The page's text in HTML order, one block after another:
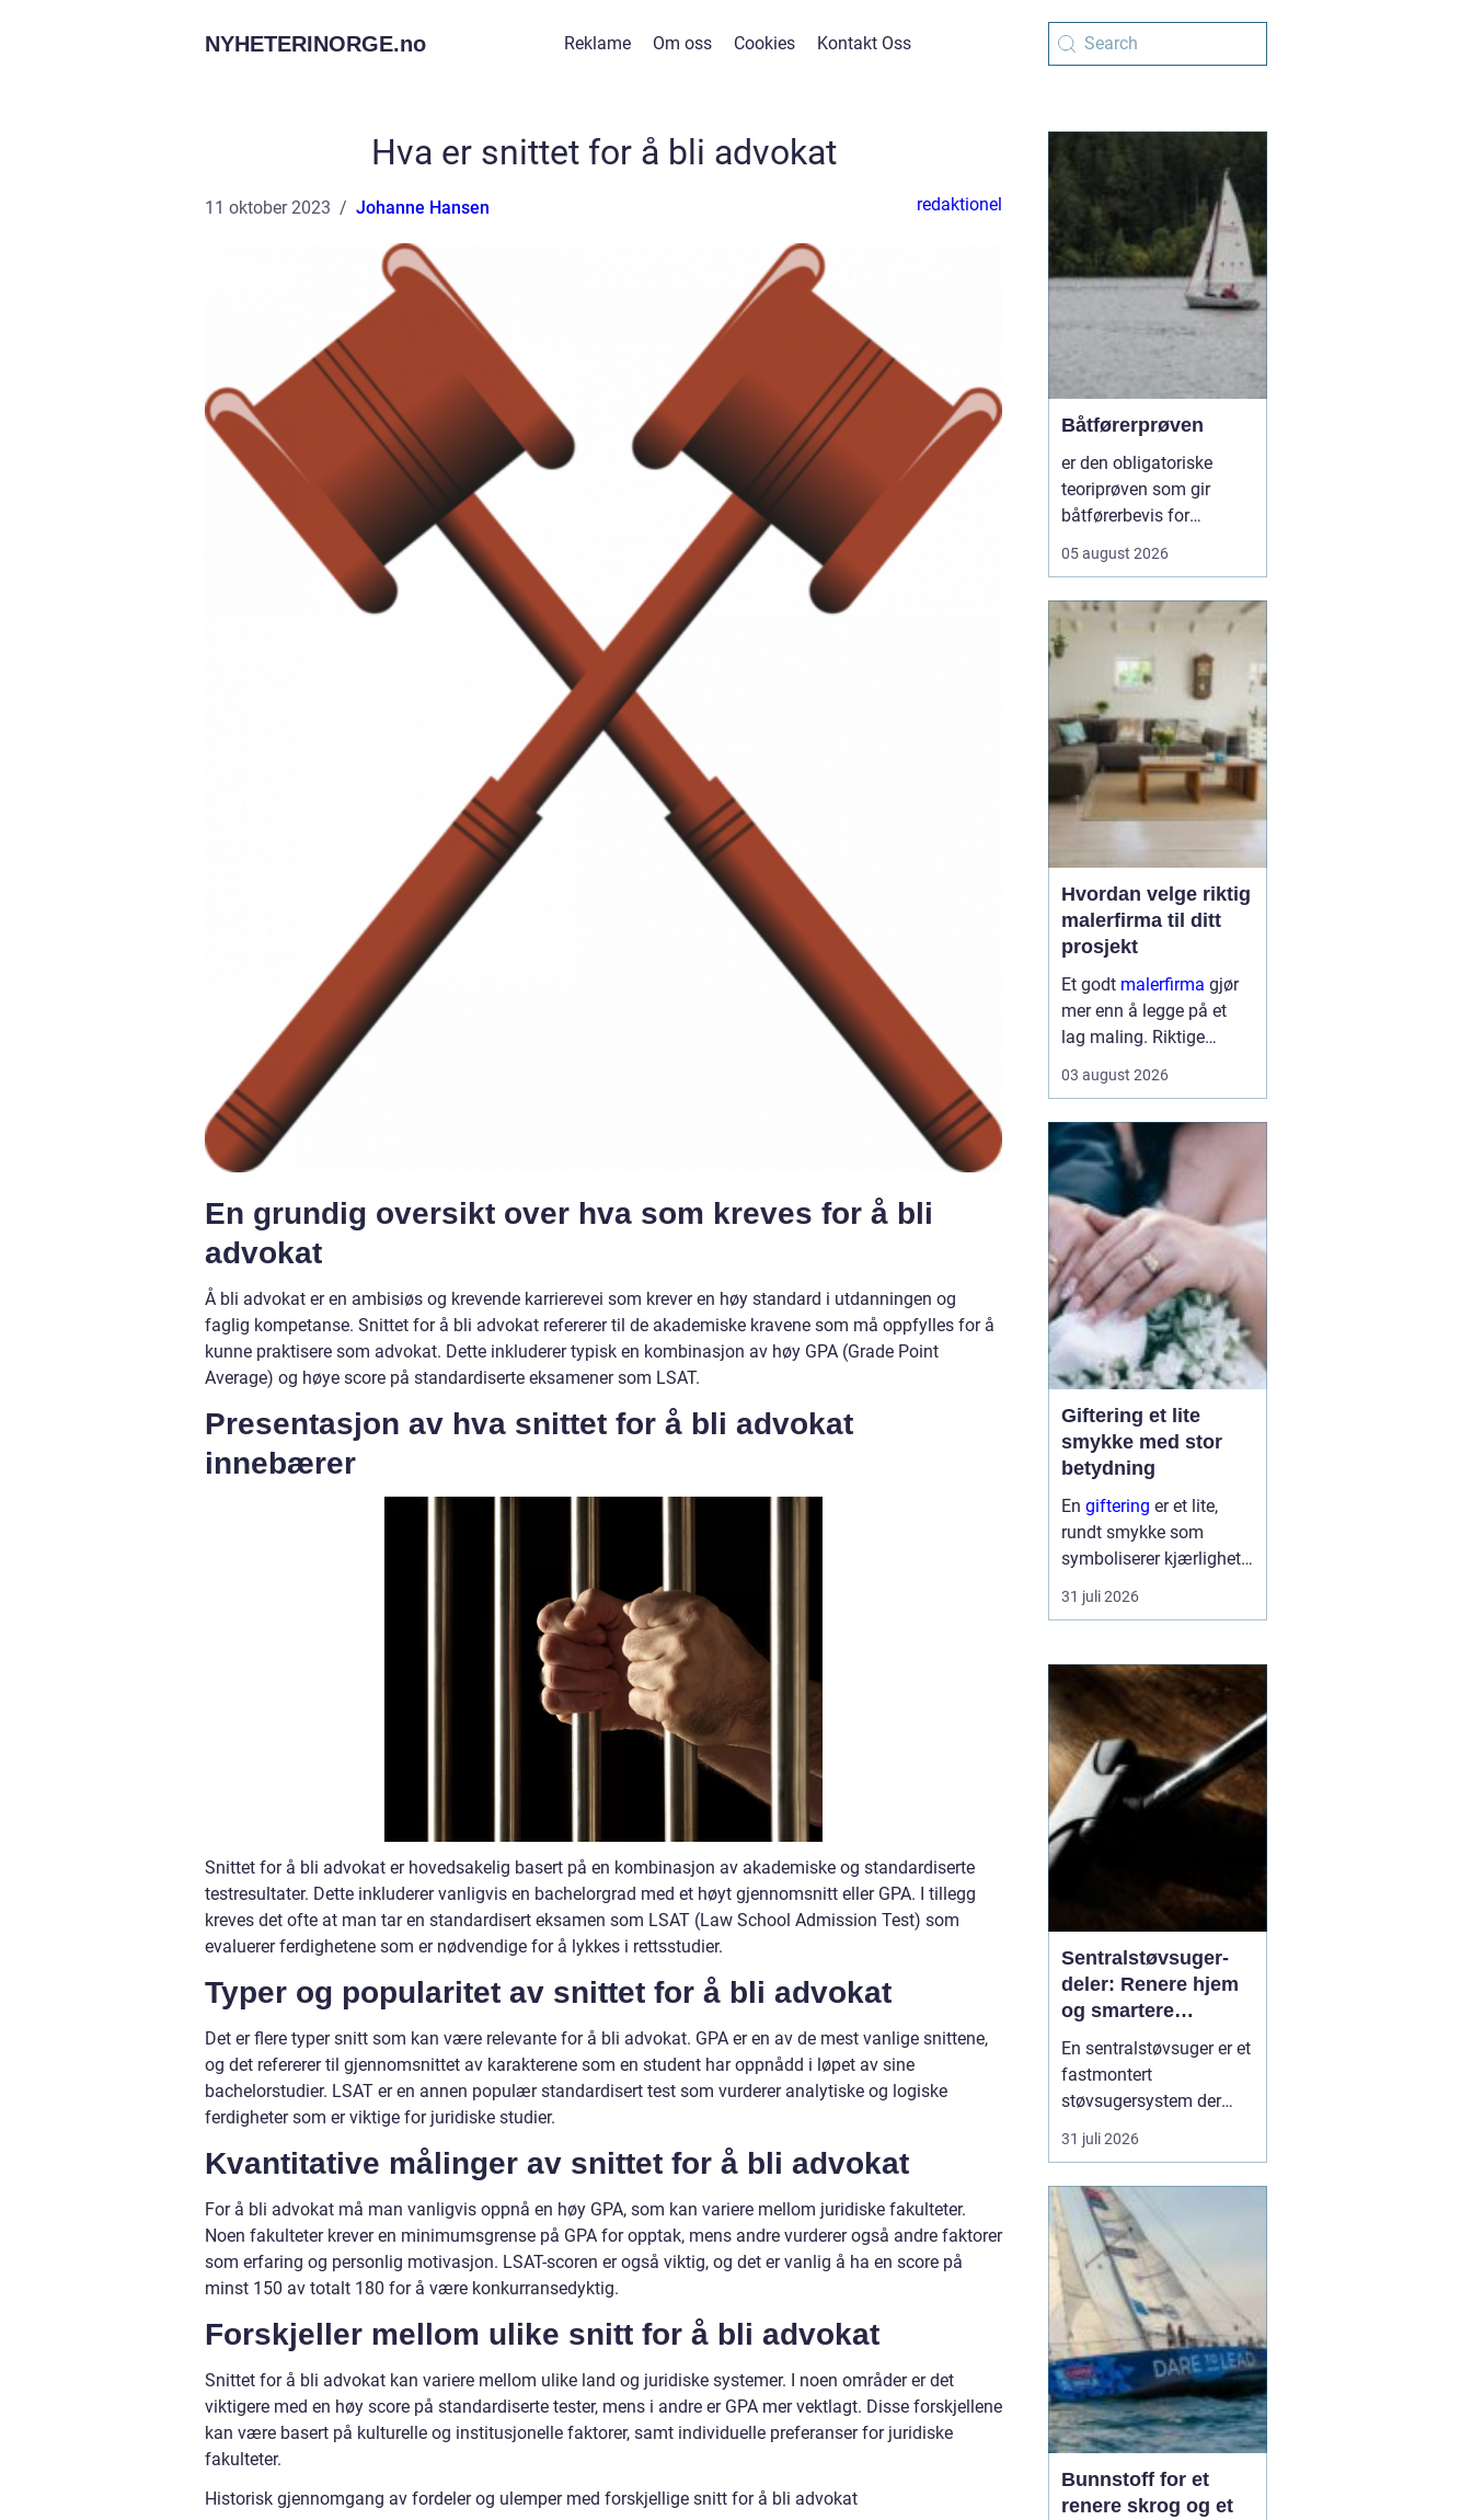
NYHETERINORGE.no Reklame Om oss Cookies Kontakt Oss
Hva er snittet for å bli advokat
11 oktober 2023 Johanne Hansen redaktionel
En grundig oversikt over hva som kreves for å bli
advokat
Å bli advokat er en ambisiøs og krevende karrierevei som krever en høy standard i utdanningen og
faglig kompetanse. Snittet for å bli advokat refererer til de akademiske kravene som må oppfylles for å
kunne praktisere som advokat. Dette inkluderer typisk en kombinasjon av høy GPA (Grade Point
Average) og høye score på standardiserte eksamener som LSAT.
Presentasjon av hva snittet for å bli advokat
innebærer
Snittet for å bli advokat er hovedsakelig basert på en kombinasjon av akademiske og standardiserte
testresultater. Dette inkluderer vanligvis en bachelorgrad med et høyt gjennomsnitt eller GPA. I tillegg
kreves det ofte at man tar en standardisert eksamen som LSAT (Law School Admission Test) som
evaluerer ferdighetene som er nødvendige for å lykkes i rettsstudier.
Typer og popularitet av snittet for å bli advokat
Det er flere typer snitt som kan være relevante for å bli advokat. GPA er en av de mest vanlige snittene,
og det refererer til gjennomsnittet av karakterene som en student har oppnådd i løpet av sine
bachelorstudier. LSAT er en annen populær standardisert test som vurderer analytiske og logiske
ferdigheter som er viktige for juridiske studier.
Kvantitative målinger av snittet for å bli advokat
For å bli advokat må man vanligvis oppnå en høy GPA, som kan variere mellom juridiske fakulteter.
Noen fakulteter krever en minimumsgrense på GPA for opptak, mens andre vurderer også andre faktorer
som erfaring og personlig motivasjon. LSAT-scoren er også viktig, og det er vanlig å ha en score på
minst 150 av totalt 180 for å være konkurransedyktig.
Forskjeller mellom ulike snitt for å bli advokat
Snittet for å bli advokat kan variere mellom ulike land og juridiske systemer. I noen områder er det
viktigere med en høy score på standardiserte tester, mens i andre er GPA mer vektlagt. Disse forskjellene
kan være basert på kulturelle og institusjonelle faktorer, samt individuelle preferanser for juridiske
fakulteter.
Historisk gjennomgang av fordeler og ulemper med forskjellige snitt for å bli advokat
Båtførerprøven
er den obligatoriske
teoriprøven som gir
båtførerbevis for
dokumenterer at føreren
sjøvett, navigasjon, lover
og regler, samt sikkerhet
om bord. For alle som vil
bruke motorbåt lovlig og
trygt, er dette et...
05 august 2026
Hvordan velge riktig
malerfirma til ditt
prosjekt
Et godt malerfirma gjør
mer enn å legge på et
lag maling. Riktige
levetiden på bygget,
og spare både tid og
penger. Samtidig kan feil
valg gi ekstra
kostnader,...
03 august 2026
Giftering et lite
smykke med stor
betydning
En giftering er et lite,
rundt smykke som
symboliserer kjærlighet,
troskap og felles
framtid. Ringen bæres
og blir en synlig
påminnelse om løftet to
mennesker ...
31 juli 2026
Sentralstøvsuger-
deler: Renere hjem
og smartere
rengjøring
En sentralstøvsuger er et
fastmontert
støvsugersystem der
motor og beholder står i
bod, garasje eller teknisk
sugekontakter finnes i
veggene rundt i boligen.
Du kobler bare slangen
til en kontakt, og støvet
transp...
31 juli 2026
Bunnstoff for et
renere skrog og et